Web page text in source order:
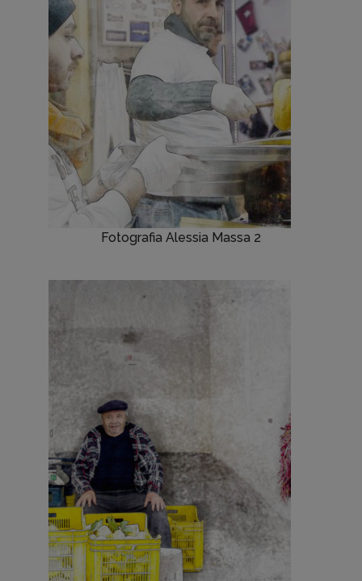
Fotografia Alessia Massa 2